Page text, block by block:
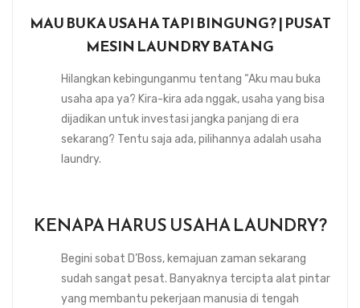
MAU BUKA USAHA TAPI BINGUNG? | PUSAT
MESIN LAUNDRY BATANG
Hilangkan kebingunganmu tentang “Aku mau buka
usaha apa ya? Kira-kira ada nggak, usaha yang bisa
dijadikan untuk investasi jangka panjang di era
sekarang? Tentu saja ada, pilihannya adalah usaha
laundry.
KENAPA HARUS USAHA LAUNDRY?
Begini sobat D’Boss, kemajuan zaman sekarang
sudah sangat pesat. Banyaknya tercipta alat pintar
yang membantu pekerjaan manusia di tengah